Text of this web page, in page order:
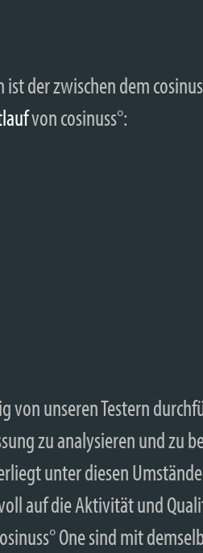
der zwischen dem
von cosinuss°:
von unseren Testern
zu analysieren und zu
unter diesen
auf die Aktivität und
One sind mit